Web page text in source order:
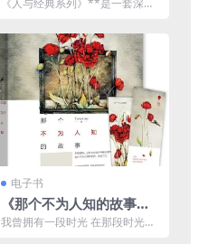
过对经典作品和哲学思想...
电子书
《那个不为人知的故事》
原著小说TXT
我曾拥有一段时光 在那段时光里